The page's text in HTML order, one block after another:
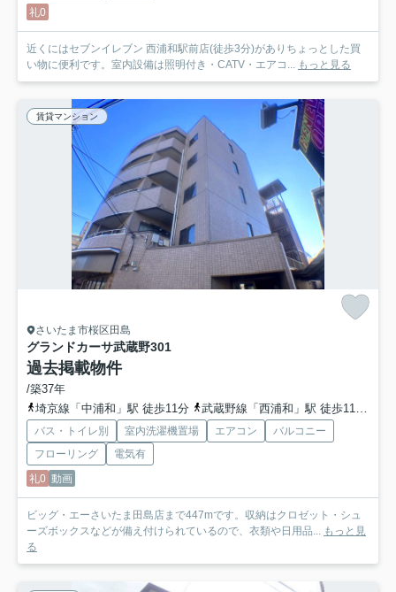
礼0
近くにはセブンイレブン 西浦和駅前店(徒歩3分)がありちょっとした買
い物に便利です。室内設備は照明付き・CATV・エアコ... もっと見る
賃貸マンション
さいたま市桜区田島
グランドカーサ武蔵野301
過去掲載物件
/築37年
埼京線「中浦和」駅 徒歩11分
武蔵野線「西浦和」駅 徒歩11分
バス・トイレ別 室内洗濯機置場 エアコン
バルコニー
フローリング
電気有
礼0 動画
ビッグ・エーさいたま田島店まで447mです。収納はクロゼット・シュ
ーズボックスなどが備え付けられているので、衣類や日用品... もっと見
る